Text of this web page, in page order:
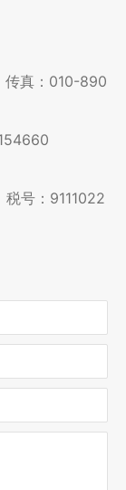
真：010-890
：9111022